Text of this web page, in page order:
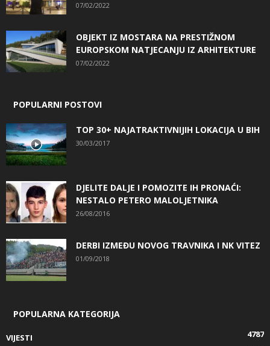
07/02/2022
OBJEKT IZ MOSTARA NA PRESTIŽNOM
EUROPSKOM NATJECANJU IZ ARHITEKTURE
07/02/2022
POPULARNI POSTOVI
TOP 30+ NAJATRAKTIVNIJIH LOKACIJA U BIH
30/03/2017
DJELITE DALJE I POMOZITE IH PRONAĆI:
NESTALO PETERO MALOLJETNIKA
26/08/2016
DERBI IZMEĐU NOVOG TRAVNIKA I NK VITEZ
01/09/2018
POPULARNA KATEGORIJA
VIJESTI
4787